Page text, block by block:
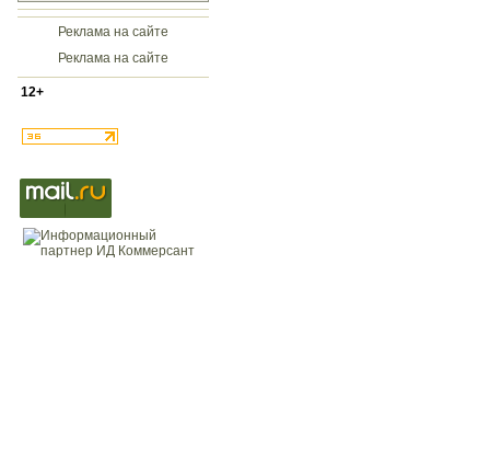
Реклама на сайте
Реклама на сайте
12+